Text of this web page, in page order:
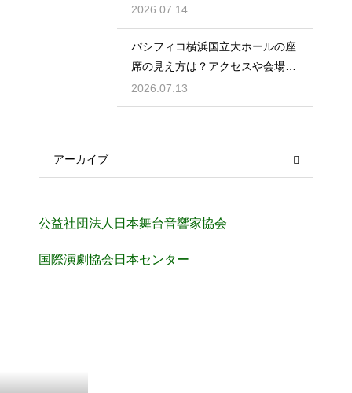
やすさを解説
2026.07.14
パシフィコ横浜国立大ホールの座
席の見え方は？アクセスや会場の
規模感も徹底チェック
2026.07.13
アーカイブ
公益社団法人日本舞台音響家協会
国際演劇協会日本センター